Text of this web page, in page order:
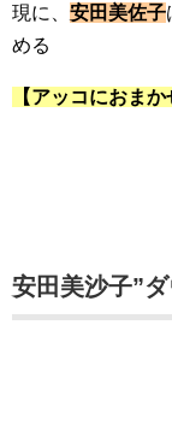
現に、 安田美佐子
める
【アッコにおまか
安田美沙子”